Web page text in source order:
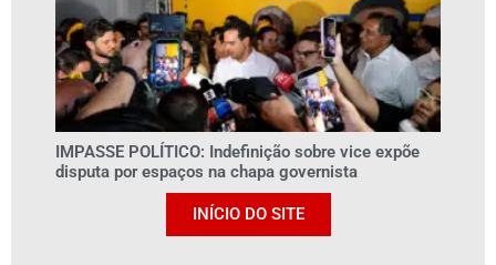
IMPASSE POLÍTICO: Indefinição sobre vice expõe
disputa por espaços na chapa governista
INÍCIO DO SITE